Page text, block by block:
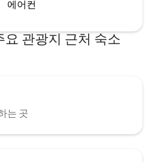
에어컨
요 관광지 근처 숙소
는 곳